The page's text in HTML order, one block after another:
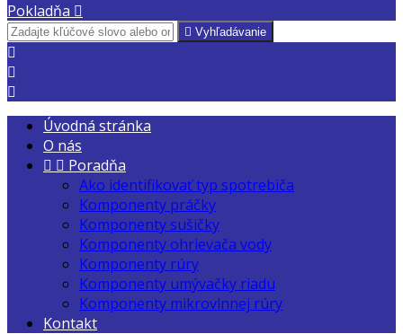
Pokladňa 
 Vyhľadávanie



Úvodná stránka
O nás
  Poradňa
Ako identifikovať typ spotrebiča
Komponenty práčky
Komponenty sušičky
Komponenty ohrievača vody
Komponenty rúry
Komponenty umývačky riadu
Komponenty mikrovlnnej rúry
Kontakt